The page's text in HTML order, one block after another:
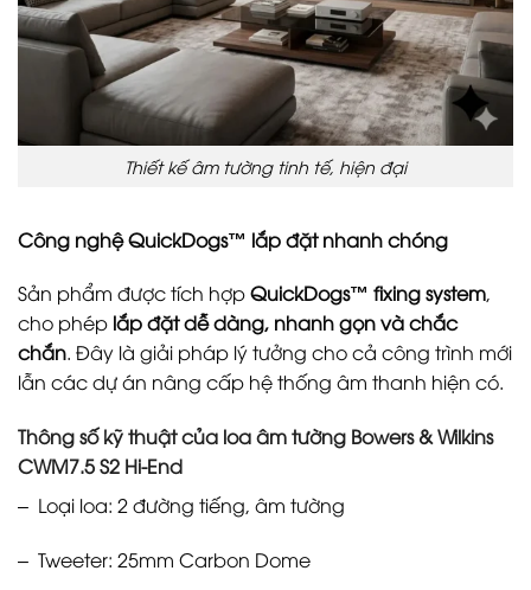
Thiết kế âm tường tinh tế, hiện đại
Công nghệ QuickDogs™ lắp đặt nhanh chóng
Sản phẩm được tích hợpQuickDogs™ fixing system,
cho phép lắp đặt dễ dàng, nhanh gọn và chắc
chắn. Đây là giải pháp lý tưởng cho cả công trình mới
lẫn các dự án nâng cấp hệ thống âm thanh hiện có.
Thông số kỹ thuật của loa âm tường Bowers & Wilkins
CWM7.5 S2 Hi-End
– Loại loa: 2 đường tiếng, âm tường
– Tweeter: 25mm Carbon Dome